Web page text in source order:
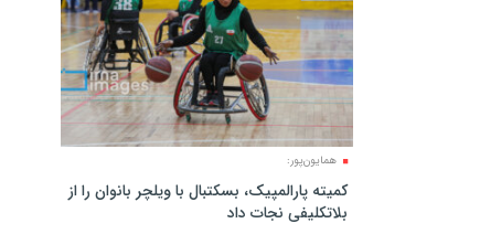
همایون‌پور:
کمیته پارالمپیک، بسکتبال با ویلچر بانوان را از
بلاتکلیفی نجات داد